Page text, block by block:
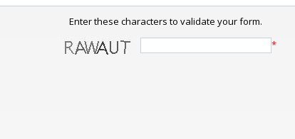
Enter these characters to validate your form.
*